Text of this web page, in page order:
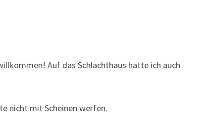
Auf das Schlachthaus hätte ich auch
nicht mit Scheinen werfen.